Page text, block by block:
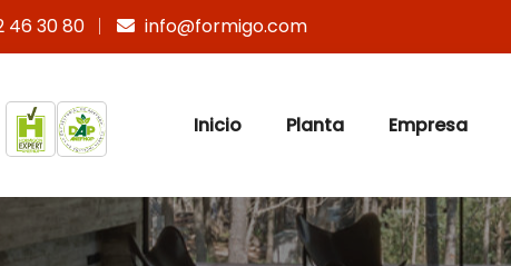
46 30 80 info@formigo.com
Inicio Planta Empresa